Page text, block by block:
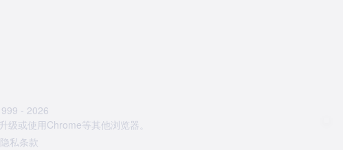
- 2026
或使用Chrome等其他浏览器。
隐私条款